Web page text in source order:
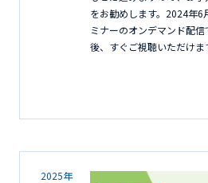
をお勧めします。2024年6
ミナーのオンデマンド配
後、すぐご視聴いただけま
2025年